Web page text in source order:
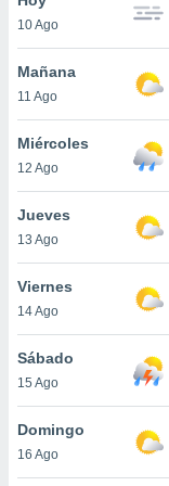
en
más
nuestra
de
cookies
aceptar
10 Ago
Mañana
11 Ago
Miércoles
12 Ago
Jueves
13 Ago
Viernes
14 Ago
Sábado
15 Ago
Domingo
16 Ago